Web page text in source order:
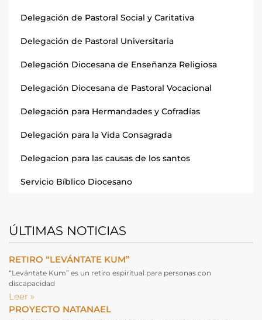
Delegación de Pastoral Social y Caritativa
Delegación de Pastoral Universitaria
Delegación Diocesana de Enseñanza Religiosa
Delegación Diocesana de Pastoral Vocacional
Delegación para Hermandades y Cofradías
Delegación para la Vida Consagrada
Delegacion para las causas de los santos
Servicio Bíblico Diocesano
ÚLTIMAS NOTICIAS
RETIRO “LEVÁNTATE KUM”
“Levántate Kum” es un retiro espiritual para personas con
discapacidad
Leer »
PROYECTO NATANAEL